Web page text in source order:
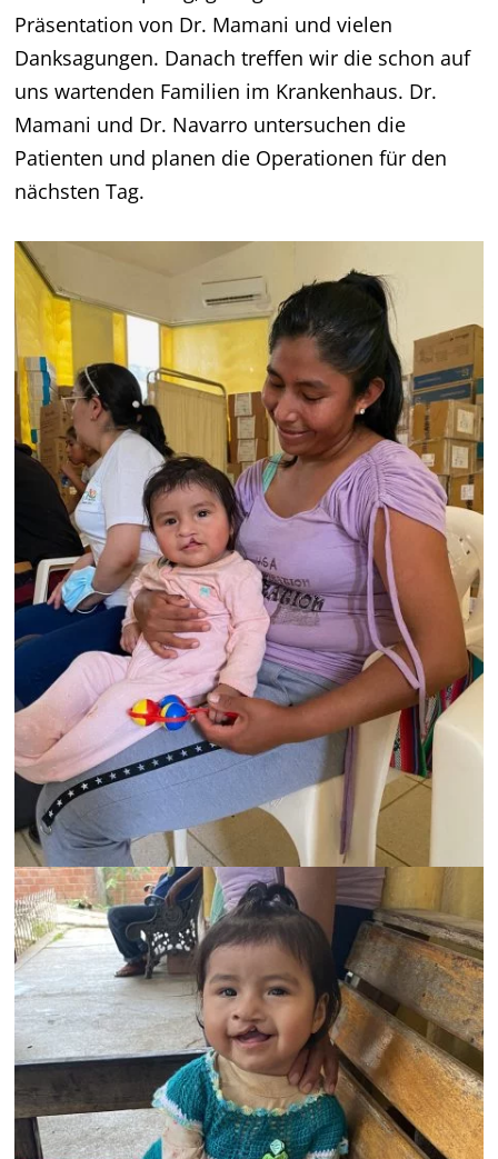
Präsentation von Dr. Mamani und vielen
Danksagungen. Danach treffen wir die schon auf
uns wartenden Familien im Krankenhaus. Dr.
Mamani und Dr. Navarro untersuchen die
Patienten und planen die Operationen für den
nächsten Tag.